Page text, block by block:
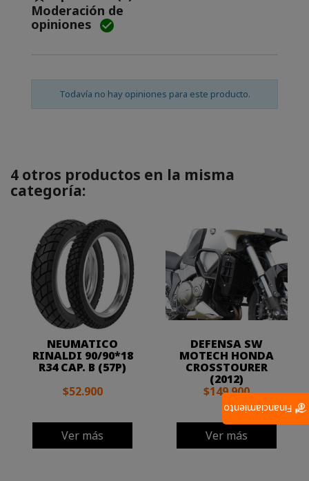
Moderación de
opiniones 
Todavía no hay opiniones para este producto.
4 otros productos en la misma
categoría:
NEUMATICO
RINALDI 90/90*18
R34 CAP. B (57P)
$52.900
Ver más
DEFENSA SW
MOTECH HONDA
CROSSTOURER
(2012)
$149.900
Ver más
Financiamiento